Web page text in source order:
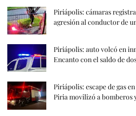
Piriápolis: cámaras
agresión al conductor de
Piriápolis: auto volcó en
Encanto con el saldo de
Piriápolis: escape de gas
Piria movilizó a bomberos